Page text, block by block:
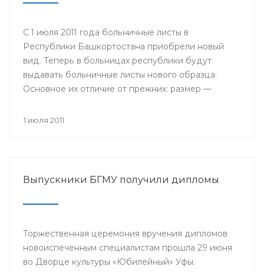
С 1 июля 2011 года больничные листы в
Республики Башкортостана приобрели новый
вид. Теперь в больницах республики будут
выдавать больничные листы нового образца.
Основное их отличие от прежних: размер —
поля на голубом поле, в центре размещается
работу, страховой стаж и средний заработок.
1 июля 2011
Выпускники БГМУ получили дипломы
Торжественная церемония вручения дипломов
новоиспеченным специалистам прошла 29 июня
во Дворце культуры «Юбилейный» Уфы.